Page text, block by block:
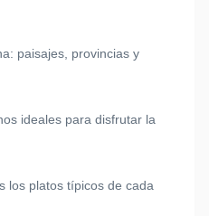
paisajes, provincias y
ideales para disfrutar la
los platos típicos de cada